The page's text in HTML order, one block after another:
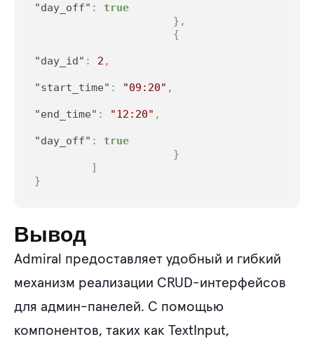
"day_off" :
true
} ,
{
"day_id" : 2 ,
"start_time" : "09:20" ,
"end_time" : "12:20" ,
"day_off" :
true
}
]
}
Вывод
Admiral предоставляет удобный и гибкий
механизм реализации CRUD-интерфейсов
для админ-панелей. С помощью
компонентов, таких как TextInput,